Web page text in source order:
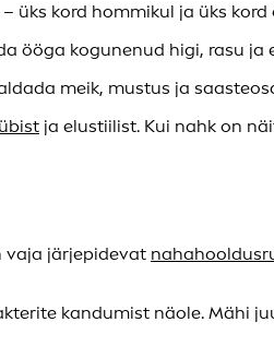
üks kord hommikul ja üks kord
ööga kogunenud higi, rasu ja
meik, mustus ja
ja elustiilist. Kui nahk on
vaja järjepidevat
kandumist näole. Mähi